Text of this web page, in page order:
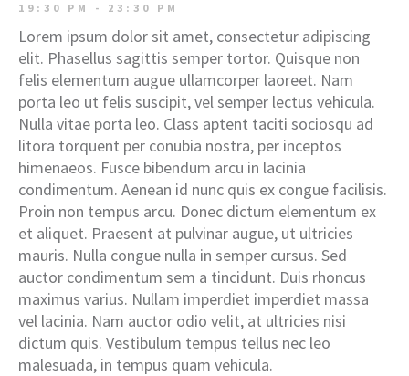
19:30 PM - 23:30 PM
Lorem ipsum dolor sit amet, consectetur adipiscing
elit. Phasellus sagittis semper tortor. Quisque non
felis elementum augue ullamcorper laoreet. Nam
porta leo ut felis suscipit, vel semper lectus vehicula.
Nulla vitae porta leo. Class aptent taciti sociosqu ad
litora torquent per conubia nostra, per inceptos
himenaeos. Fusce bibendum arcu in lacinia
condimentum. Aenean id nunc quis ex congue facilisis.
Proin non tempus arcu. Donec dictum elementum ex
et aliquet. Praesent at pulvinar augue, ut ultricies
mauris. Nulla congue nulla in semper cursus. Sed
auctor condimentum sem a tincidunt. Duis rhoncus
maximus varius. Nullam imperdiet imperdiet massa
vel lacinia. Nam auctor odio velit, at ultricies nisi
dictum quis. Vestibulum tempus tellus nec leo
malesuada, in tempus quam vehicula.